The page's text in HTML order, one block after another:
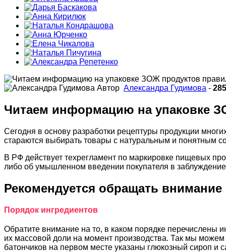
Автор Александра Гудимова -
Читаем информацию на упаковке
Сегодня в основу разработки рецептуры продукции
стараются выбирать товары с натуральным и понятным
В РФ действует техрегламент по маркировке пищевых
либо об умышленном введении покупателя в
Рекомендуется обращать
Порядок ингредиентов
Обратите внимание на то, в каком порядке перечислены
их массовой доли на момент производства. Так мы
батончиков на первом месте указаны глюкозный сироп и